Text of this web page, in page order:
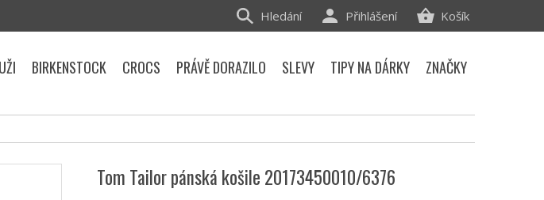
Tom Tailor pánská košile 20173450010/6376
Košík
Přihlášení
Hledání
BIRKENSTOCK CROCS PRÁVĚ DORAZILO SLEVY TIPY NA DÁRKY ZNAČKY